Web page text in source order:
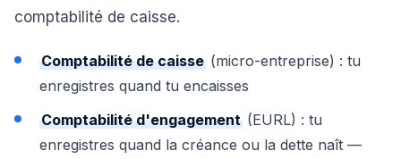
comptabilité de caisse.
Comptabilité de caisse (micro-entreprise) : tu
enregistres quand tu encaisses
Comptabilité d'engagement (EURL) : tu
enregistres quand la créance ou la dette naît —